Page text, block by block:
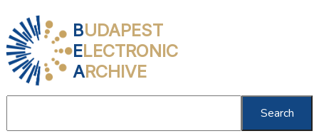
BUDAPEST
ELECTRONIC
ARCHIVE
Search